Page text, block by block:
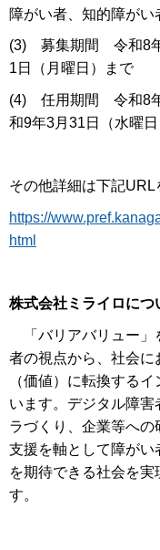
障がい者、知的障がい
(3) 募集期間 令和8年
1日（月曜日）まで
(4) 任用期間 令和8年
和9年3月31日（水曜
その他詳細は下記URL
https://
html
株式会社ミライロにつ
「バリアバリュー」
者の視点から、社会
（価値）に転換する
います。デジタル障
ラづくり、企業等へ
支援を軸として障がい
を期待できる社会を
す。